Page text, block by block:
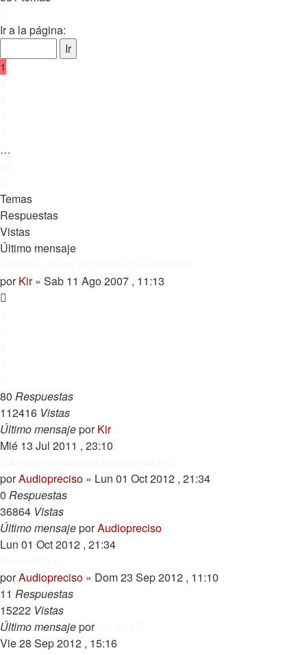
1
20
Ir a la página:
1
…
Temas
Respuestas
Vistas
Último mensaje
porKir» Sab 11 Ago 2007 , 11:13
80 Respuestas
112416 Vistas
Último mensajeporKir
Mié 13 Jul 2011 , 23:10
porAudiopreciso » Lun 01 Oct 2012 , 21:34
0 Respuestas
36864 Vistas
Último mensajeporAudiopreciso
Lun 01 Oct 2012 , 21:34
porAudiopreciso » Dom 23 Sep 2012 , 11:10
11 Respuestas
15222 Vistas
Último mensajepor
Vie 28 Sep 2012 , 15:16